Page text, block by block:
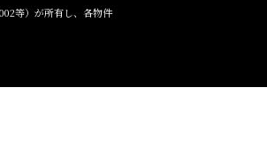
等）が所有し、各物件